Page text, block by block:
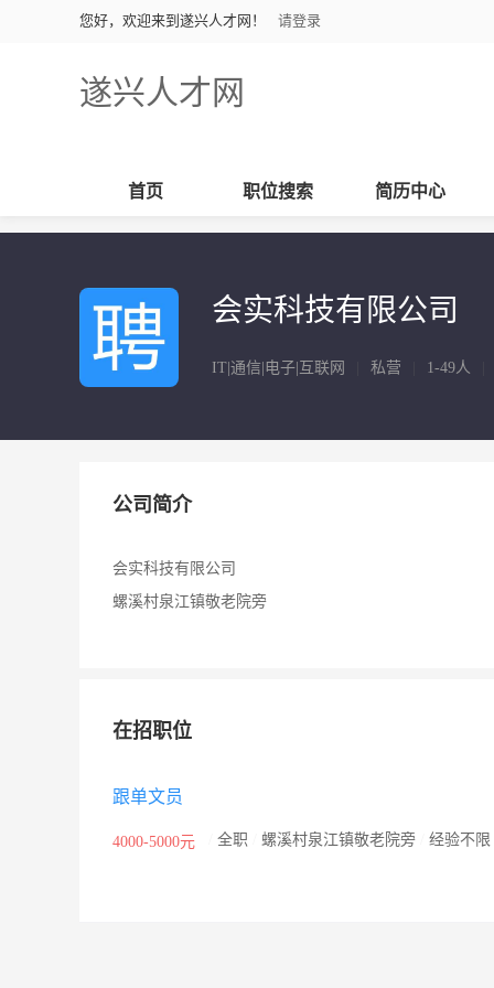
您好，欢迎来到遂兴人才网！ 请登录
遂兴人才网
首页 职位搜索 简历中心
会实科技有限公司
IT|通信|电子|互联网 私营 1-49人
公司简介
会实科技有限公司
螺溪村泉江镇敬老院旁
在招职位
跟单文员
4000-5000元 全职 螺溪村泉江镇敬老院旁 经验不限